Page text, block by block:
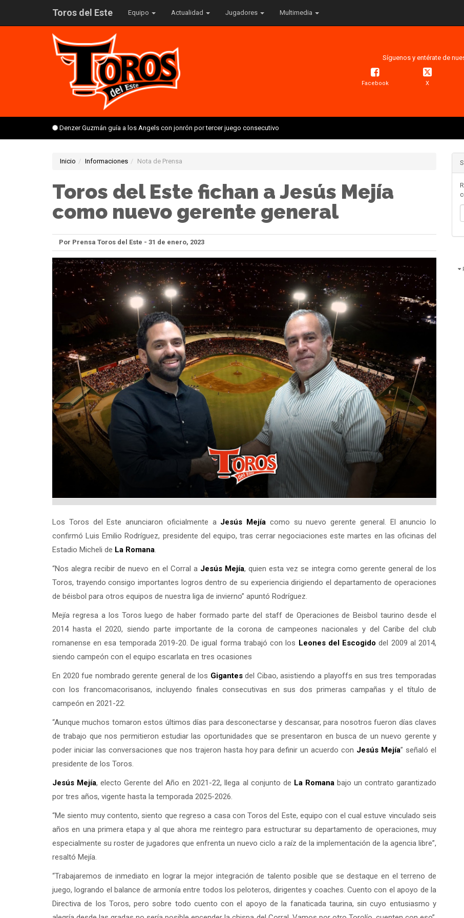
Toros del Este Equipo Actualidad Jugadores Multimedia
Síguenos y entérate de
Facebook X
Denzer Guzmán guía a los Angels con jonrón por tercer juego consecutivo
Inicio Informaciones Nota de Prensa
Toros del Este fichan a Jesús Mejía
como nuevo gerente general
Por Prensa Toros del Este - 31 de enero, 2023
Los Toros del Este anunciaron oficialmente a Jesús Mejía como su nuevo gerente general. El anuncio lo
confirmó Luis Emilio Rodríguez, presidente del equipo, tras cerrar negociaciones este martes en las oficinas del
Estadio Micheli de La Romana.
“Nos alegra recibir de nuevo en el Corral a Jesús Mejía, quien esta vez se integra como gerente general de los
Toros, trayendo consigo importantes logros dentro de su experiencia dirigiendo el departamento de operaciones
de béisbol para otros equipos de nuestra liga de invierno” apuntó Rodríguez.
Mejía regresa a los Toros luego de haber formado parte del staff de Operaciones de Beisbol taurino desde el
2014 hasta el 2020, siendo parte importante de la corona de campeones nacionales y del Caribe del club
romanense en esa temporada 2019-20. De igual forma trabajó con los Leones del Escogido del 2009 al 2014,
siendo campeón con el equipo escarlata en tres ocasiones
En 2020 fue nombrado gerente general de los Gigantesdel Cibao, asistiendo a playoffs en sus tres temporadas
con los francomacorisanos, incluyendo finales consecutivas en sus dos primeras campañas y el título de
campeón en 2021-22.
“Aunque muchos tomaron estos últimos días para desconectarse y descansar, para nosotros fueron días claves
de trabajo que nos permitieron estudiar las oportunidades que se presentaron en busca de un nuevo gerente y
poder iniciar las conversaciones que nos trajeron hasta hoy para definir un acuerdo con Jesús Mejía” señaló el
presidente de los Toros.
Jesús Mejía, electo Gerente del Año en 2021-22, llega al conjunto de La Romanabajo un contrato garantizado
por tres años, vigente hasta la temporada 2025-2026.
“Me siento muy contento, siento que regreso a casa con Toros del Este, equipo con el cual estuve vinculado seis
años en una primera etapa y al que ahora me reintegro para estructurar su departamento de operaciones, muy
especialmente su roster de jugadores que enfrenta un nuevo ciclo a raíz de la implementación de la agencia libre”,
resaltó Mejía.
“Trabajaremos de inmediato en lograr la mejor integración de talento posible que se destaque en el terreno de
juego, logrando el balance de armonía entre todos los peloteros, dirigentes y coaches. Cuento con el apoyo de la
Directiva de los Toros, pero sobre todo cuento con el apoyo de la fanaticada taurina, sin cuyo entusiasmo y